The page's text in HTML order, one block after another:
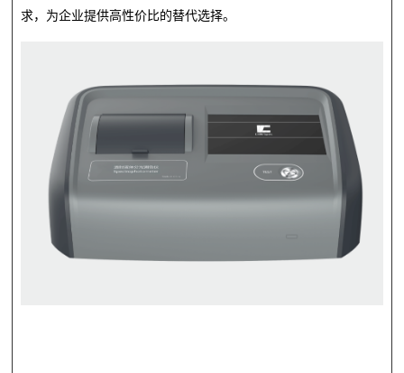
求，为企业提供高性价比的替代选择。